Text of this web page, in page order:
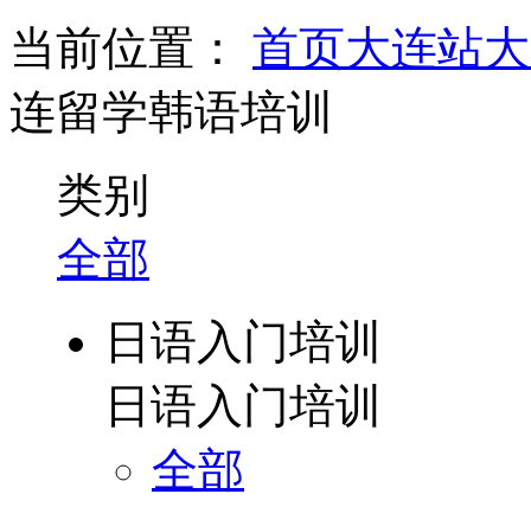
当前位置： 首页大连站
连留学韩语培训
类别
全部
日语入门培训
日语入门培训
全部